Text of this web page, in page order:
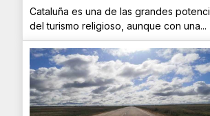
Cataluña es una de las grandes
del turismo religioso, aunque con una...